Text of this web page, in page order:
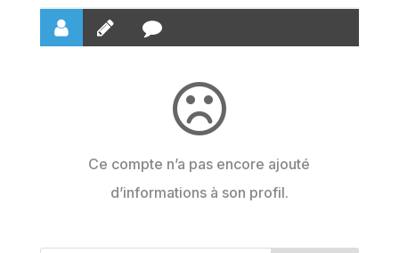
Ce compte n’a pas encore ajouté
d’informations à son profil.